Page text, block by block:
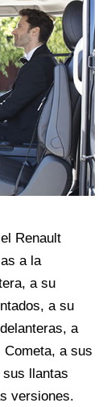
Renault
a la
a su
a su
a
a sus
llantas
versiones.